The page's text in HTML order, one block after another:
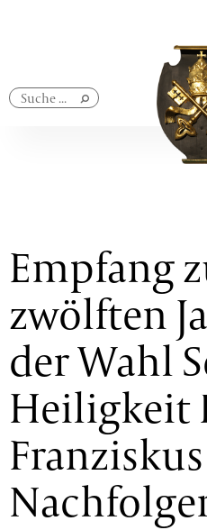
Empfang
zwölften
der Wahl
Heiligkeit